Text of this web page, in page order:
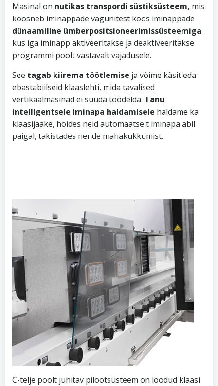
Masinal on nutikas transpordi süstiksüsteem, mis
koosneb iminappade vagunitest koos iminappade
dünaamiline ümberpositsioneerimissüsteemiga
kus iga iminapp aktiveeritakse ja deaktiveeritakse
programmi poolt vastavalt vajadusele.
See tagab kiirema töötlemise ja võime käsitleda
ebastabiilseid klaaslehti, mida tavalised
vertikaalmasinad ei suuda töödelda. Tänu
intelligentsele iminapa haldamisele haldame ka
klaasijääke, hoides neid automaatselt iminapa abil
paigal, takistades nende mahakukkumist.
C-telje poolt juhitav pilootsüsteem on loodud klaasi